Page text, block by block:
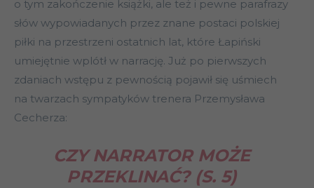
o tym zakończenie książki, ale też i pewne parafrazy
słów wypowiadanych przez znane postaci polskiej
piłki na przestrzeni ostatnich lat, które Łapiński
umiejętnie wplótł w narrację. Już po pierwszych
zdaniach wstępu z pewnością pojawił się uśmiech
na twarzach sympatyków trenera Przemysława
Cecherza:
CZY NARRATOR MOŻE
PRZEKLINAĆ?(S. 5)